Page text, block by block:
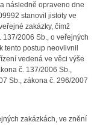
následně opraveno dne
stanovil jistoty ve
zakázky, čímž
2006 Sb., o veřejných
tento postup neovlivnil
vedená ve věci výše
č. 137/2006 Sb.,
Sb., zákona č. 296/2007
zakázkách, ve znění